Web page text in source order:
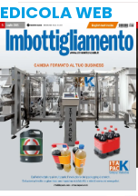
EDICOLA WEB